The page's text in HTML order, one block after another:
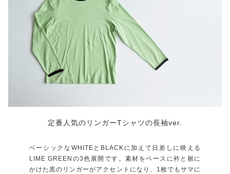
定番人気のリンガーTシャツの長袖ver.
ベーシックなWHITEとBLACKに加えて日差しに映える
LIME GREENの3色展開です。素材をベースに衿と裾に
かけた黒のリンガーがアクセントになり、1枚でもサマに